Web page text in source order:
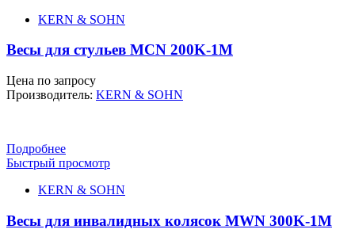
KERN & SOHN
Весы для стульев MCN 200K-1M
Цена по запросу
Производитель: KERN & SOHN
Подробнее
Быстрый просмотр
KERN & SOHN
Весы для инвалидных колясок MWN 300K-1M